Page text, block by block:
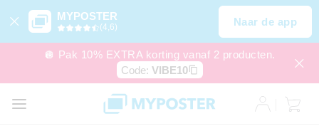
MYPOSTER
(4,6) Naar de app
🪩 Pak 10% EXTRA korting vanaf 2 producten.
Code: VIBE10